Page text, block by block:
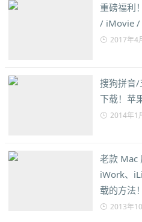
重磅福利
/ iMovie /
2017年4
搜狗拼音/
下载！苹
2014年1
老款 Mac
iWork、
载的方法！
2013年